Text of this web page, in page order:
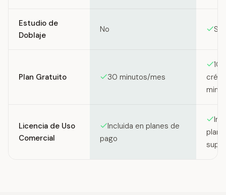
Estudio de
Doblaje
No Sí
Plan Gratuito 30 minutos/mes
min
Licencia de Uso
Comercial
Incluida en planes de
pago
plan